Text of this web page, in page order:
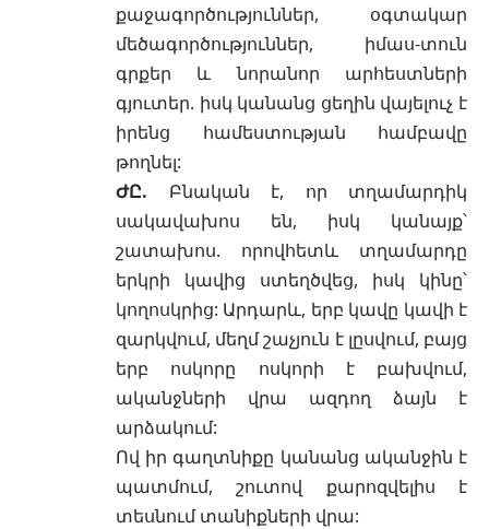
քաջագործություններ, օգտակար
մեծագործություններ, իմաս-տուն
գրքեր և նորանոր արհեստների
գյուտեր. իսկ կանանց ցեղին վայելուչ է
իրենց համեստության համբավը
թողնել:
ԺԸ. Բնական է, որ տղամարդիկ
սակավախոս են, իսկ կանայք՝
շատախոս. որովհետև տղամարդը
երկրի կավից ստեղծվեց, իսկ կինը՝
կողոսկրից: Արդարև, երբ կավը կավի է
զարկվում, մեղմ շաչյուն է լըսվում, բայց
երբ ոսկորը ոսկորի է բախվում,
ականջների վրա ազդող ձայն է
արձակում:
Ով իր գաղտնիքը կանանց ականջին է
պատմում, շուտով քարոզվելիս է
տեսնում տանիքների վրա: